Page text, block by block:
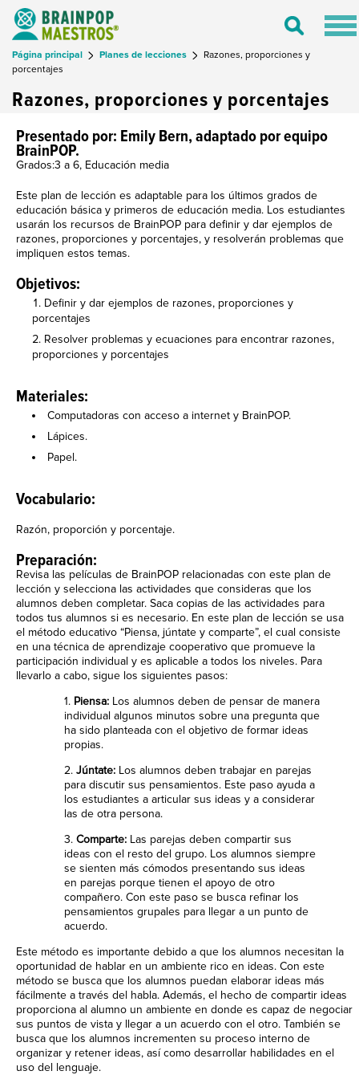
Toggle
Página principal Planes de lecciones
Razones, proporciones y
porcentajes
Razones, proporciones y porcentajes
Presentado por: Emily Bern, adaptado por equipo
BrainPOP.
Grados:3 a 6, Educación media
Este plan de lección es adaptable para los últimos grados de
educación básica y primeros de educación media. Los estudiantes
usarán los recursos de BrainPOP para definir y dar ejemplos de
razones, proporciones y porcentajes, y resolverán problemas que
impliquen estos temas.
Objetivos:
Definir y dar ejemplos de razones, proporciones y
porcentajes
Resolver problemas y ecuaciones para encontrar razones,
proporciones y porcentajes
Materiales:
Computadoras con acceso a internet y BrainPOP.
Lápices.
Papel.
Vocabulario:
Razón, proporción y porcentaje.
Preparación:
Revisa las películas de BrainPOP relacionadas con este plan de
lección y selecciona las actividades que consideras que los
alumnos deben completar. Saca copias de las actividades para
todos tus alumnos si es necesario. En este plan de lección se usa
el método educativo “Piensa, júntate y comparte”, el cual consiste
en una técnica de aprendizaje cooperativo que promueve la
participación individual y es aplicable a todos los niveles. Para
llevarlo a cabo, sigue los siguientes pasos:
1. Piensa: Los alumnos deben de pensar de manera
individual algunos minutos sobre una pregunta que
ha sido planteada con el objetivo de formar ideas
propias.
2. Júntate: Los alumnos deben trabajar en parejas
para discutir sus pensamientos. Este paso ayuda a
los estudiantes a articular sus ideas y a considerar
las de otra persona.
3. Comparte: Las parejas deben compartir sus
ideas con el resto del grupo. Los alumnos siempre
se sienten más cómodos presentando sus ideas
en parejas porque tienen el apoyo de otro
compañero. Con este paso se busca refinar los
pensamientos grupales para llegar a un punto de
acuerdo.
Este método es importante debido a que los alumnos necesitan la
oportunidad de hablar en un ambiente rico en ideas. Con este
método se busca que los alumnos puedan elaborar ideas más
fácilmente a través del habla. Además, el hecho de compartir ideas
proporciona al alumno un ambiente en donde es capaz de negociar
sus puntos de vista y llegar a un acuerdo con el otro. También se
busca que los alumnos incrementen su proceso interno de
organizar y retener ideas, así como desarrollar habilidades en el
uso del lenguaje.